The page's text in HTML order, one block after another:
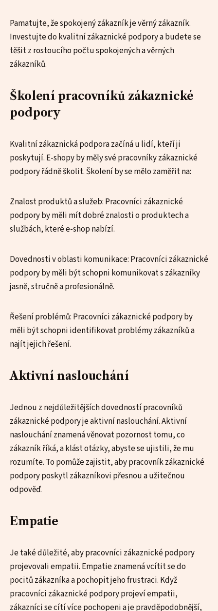
Pamatujte, že spokojený zákazník je věrný zákazník.
Investujte do kvalitní zákaznické podpory a budete se
těšit z rostoucího počtu spokojených a věrných
zákazníků.
Školení pracovníků zákaznické
podpory
Kvalitní zákaznická podpora začíná u lidí, kteří ji
poskytují. E-shopy by měly své pracovníky zákaznické
podpory řádně školit. Školení by se mělo zaměřit na:
Znalost produktů a služeb: Pracovníci zákaznické
podpory by měli mít dobré znalosti o produktech a
službách, které e-shop nabízí.
Dovednosti v oblasti komunikace: Pracovníci zákaznické
podpory by měli být schopni komunikovat s zákazníky
jasně, stručně a profesionálně.
Řešení problémů: Pracovníci zákaznické podpory by
měli být schopni identifikovat problémy zákazníků a
najít jejich řešení.
Aktivní naslouchání
Jednou z nejdůležitějších dovedností pracovníků
zákaznické podpory je aktivní naslouchání. Aktivní
naslouchání znamená věnovat pozornost tomu, co
zákazník říká, a klást otázky, abyste se ujistili, že mu
rozumíte. To pomůže zajistit, aby pracovník zákaznické
podpory poskytl zákazníkovi přesnou a užitečnou
odpověď.
Empatie
Je také důležité, aby pracovníci zákaznické podpory
projevovali empatii. Empatie znamená vcítit se do
pocitů zákazníka a pochopit jeho frustraci. Když
pracovníci zákaznické podpory projeví empatii,
zákazníci se cítí více pochopeni a je pravděpodobnější,